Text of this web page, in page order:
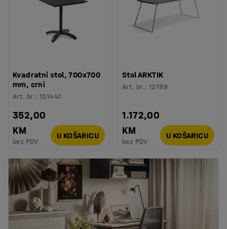
Kvadratni stol, 700x700
mm, crni
Art. br.:131441
352,00
KM
bez PDV
U KOŠARICU
Stol ARKTIK
Art. br.:12789
1.172,00
KM
bez PDV
U KOŠARICU